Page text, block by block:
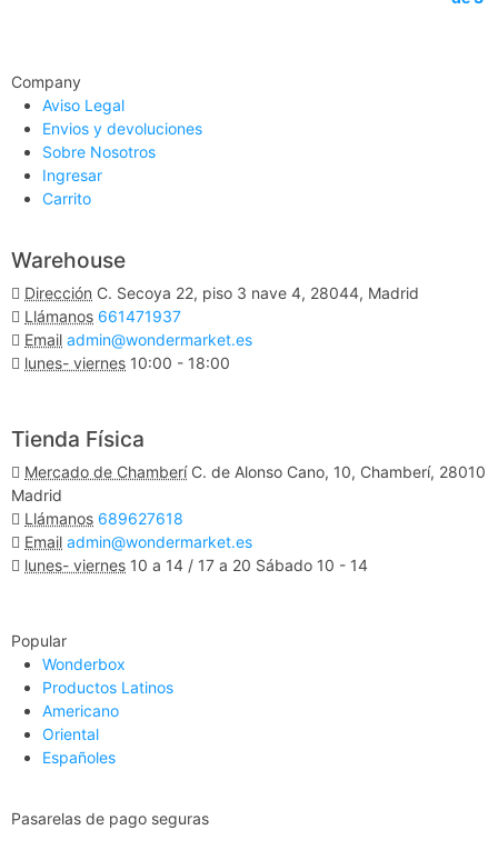
Company
Aviso Legal
Envios y devoluciones
Sobre Nosotros
Ingresar
Carrito
Warehouse
Dirección C. Secoya 22, piso 3 nave 4, 28044, Madrid
Llámanos 661471937
Email admin@wondermarket.es
lunes- viernes 10:00 - 18:00
Tienda Física
Mercado de Chamberí C. de Alonso Cano, 10, Chamberí, 28010
Madrid
Llámanos 689627618
Email admin@wondermarket.es
lunes- viernes 10 a 14 / 17 a 20 Sábado 10 - 14
Popular
Wonderbox
Productos Latinos
Americano
Oriental
Españoles
Pasarelas de pago seguras